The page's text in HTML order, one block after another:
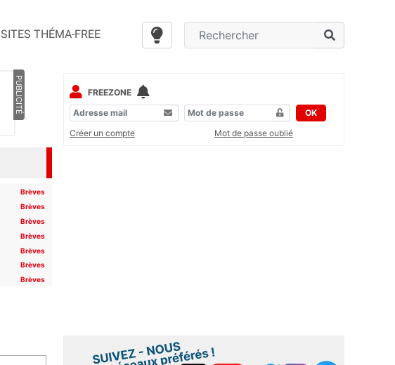
SITES THÉMA-FREE
PUBLICITÉ
Brèves
Brèves
Brèves
Brèves
Brèves
Brèves
Brèves
FREEZONE
OK
Créer un compte
Mot de passe oublié